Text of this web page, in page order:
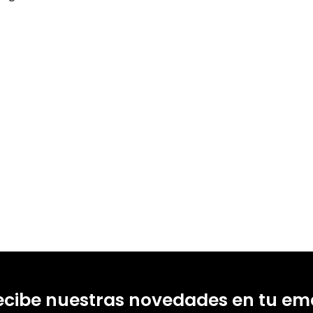
nuestras novedades en tu